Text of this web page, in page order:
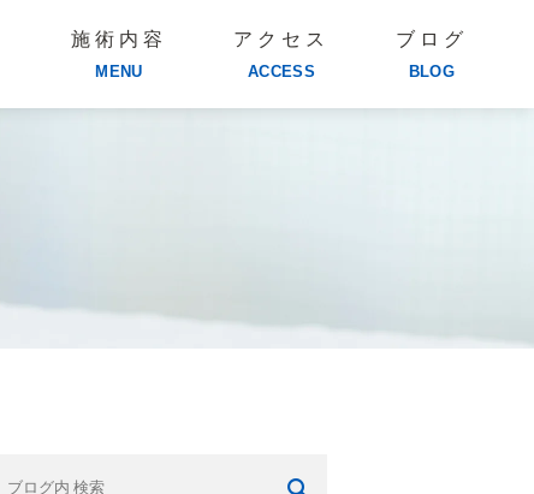
施術内容
MENU
アクセス
ACCESS
ブログ
BLOG